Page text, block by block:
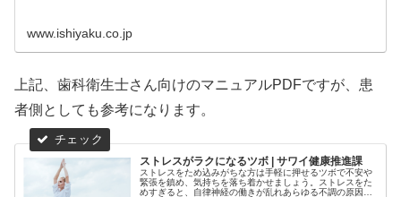
www.ishiyaku.co.jp
上記、歯科衛生士さん向けのマニュアルPDFですが、患
者側としても参考になります。
ストレスがラクになるツボ | サワイ健康推進課
ストレスをため込みがちな方は手軽に押せるツボで不安や
緊張を鎮め、気持ちを落ち着かせましょう。ストレスをた
めすぎると、自律神経の働きが乱れあらゆる不調の原因に